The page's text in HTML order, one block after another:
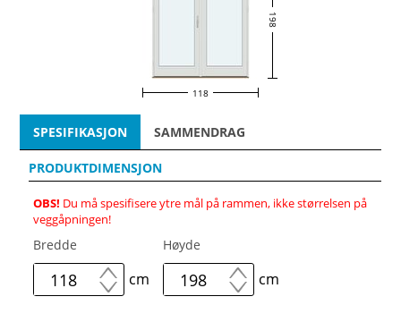
198
118
SPESIFIKASJON SAMMENDRAG
PRODUKTDIMENSJON
OBS! Du må spesifisere ytre mål på rammen, ikke størrelsen på
veggåpningen!
Bredde
cm
Høyde
cm